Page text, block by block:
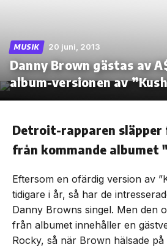
Skip
the
MUSIK 20 juni, 2013
Danny Brown gästas av
album-versionen av
Detroit-rapparen släpper
från kommande albumet
Eftersom en ofärdig version av
tidigare i år, så har de
Danny Browns singel. Men den
från albumet innehåller en
Rocky, så när Brown hälsade